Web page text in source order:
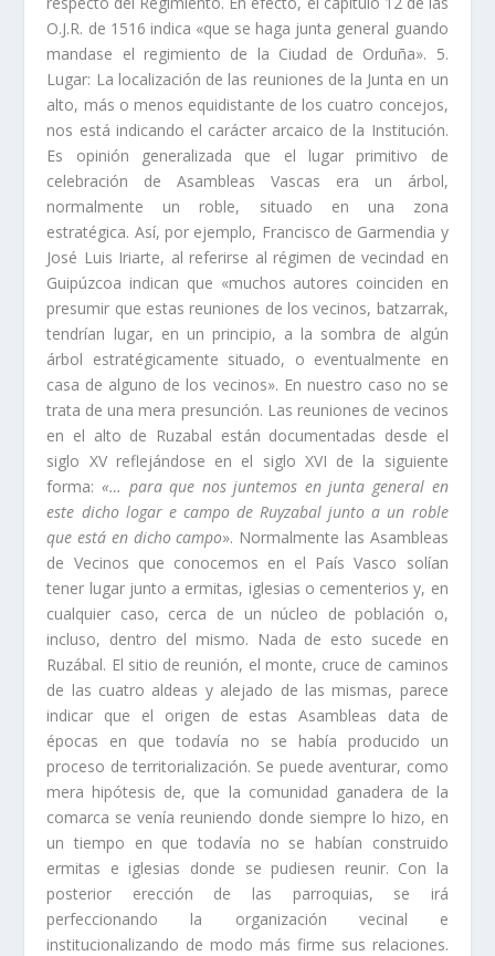
O.J.R. de 1516 indica «que se haga junta general guando
mandase el regimiento de la Ciudad de Orduña». 5.
Lugar: La localización de las reuniones de la Junta en un
alto, más o menos equidistante de los cuatro concejos,
nos está indicando el carácter arcaico de la Institución.
Es opinión generalizada que el lugar primitivo de
celebración de Asambleas Vascas era un árbol,
normalmente un roble, situado en una zona
estratégica. Así­, por ejemplo, Francisco de Garmendia y
José Luis Iriarte, al referirse al régimen de vecindad en
Guipúzcoa indican que «muchos autores coinciden en
presumir que estas reuniones de los vecinos, batzarrak,
tendrí­an lugar, en un principio, a la sombra de algún
árbol estratégicamente situado, o eventualmente en
casa de alguno de los vecinos». En nuestro caso no se
trata de una mera presunción. Las reuniones de ve­cinos
en el alto de Ruzabal están documentadas desde el
siglo XV reflejándose en el siglo XVI de la siguiente
forma: «… para que nos juntemos en junta general en
este dicho logar e campo de Ruyzabal junto a un roble
que está en dicho campo». Normalmente las Asambleas
de Vecinos que conocemos en el Paí­s Vasco solí­an
tener lugar junto a ermitas, iglesias o cementerios y, en
cualquier caso, cerca de un núcleo de población o,
incluso, dentro del mismo. Nada de esto su­cede en
Ruzábal. El sitio de reunión, el monte, cruce de caminos
de las cuatro aldeas y alejado de las mismas, parece
indicar que el origen de estas Asambleas data de
épocas en que todaví­a no se habí­a producido un
proceso de territoriali­zación. Se puede aventurar, como
mera hipótesis de, que la comunidad ga­nadera de la
comarca se vení­a reuniendo donde siempre lo hizo, en
un tiempo en que todaví­a no se habí­an construido
ermitas e iglesias donde se pudiesen reunir. Con la
posterior erección de las parroquias, se irá
perfeccionando la or­ganización vecinal e
institucionalizando de modo más firme sus relaciones.